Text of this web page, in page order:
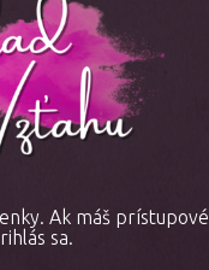
Ak máš prístupové
sa.